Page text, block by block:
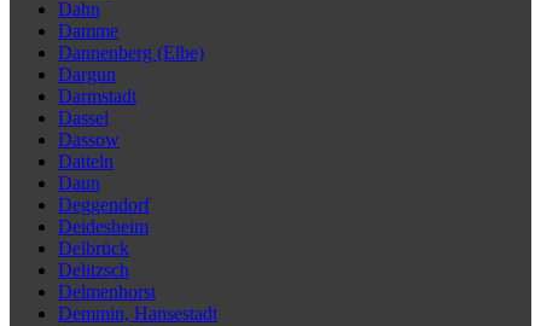
Dahn
Damme
Dannenberg (Elbe)
Dargun
Darmstadt
Dassel
Dassow
Datteln
Daun
Deggendorf
Deidesheim
Delbrück
Delitzsch
Delmenhorst
Demmin, Hansestadt